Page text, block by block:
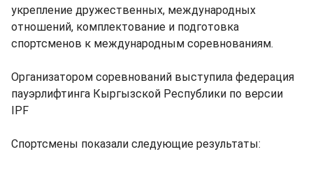
укрепление дружественных, международных
отношений, комплектование и подготовка
спортсменов к международным соревнованиям.
Организатором соревнований выступила федерация
пауэрлифтинга Кыргызской Республики по версии
IPF
Спортсмены показали следующие результаты: